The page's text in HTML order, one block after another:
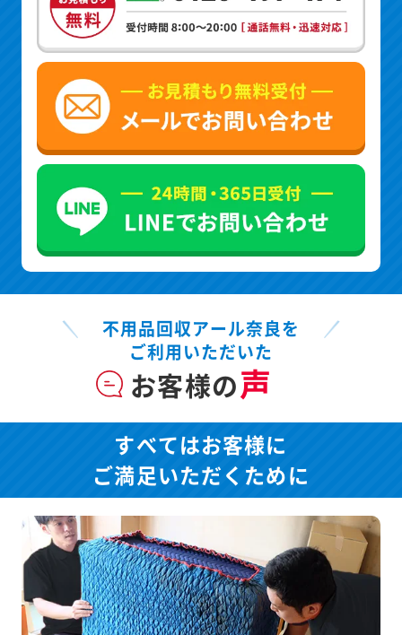
不用品回収アール奈良を
ご利用いただいた
お客様の声
すべてはお客様に
ご満足いただくために